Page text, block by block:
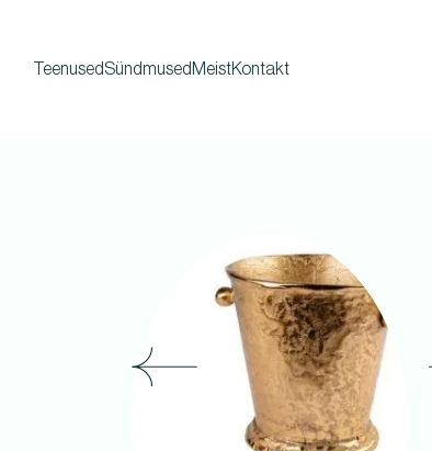
TeenusedSündmused MeistKontakt